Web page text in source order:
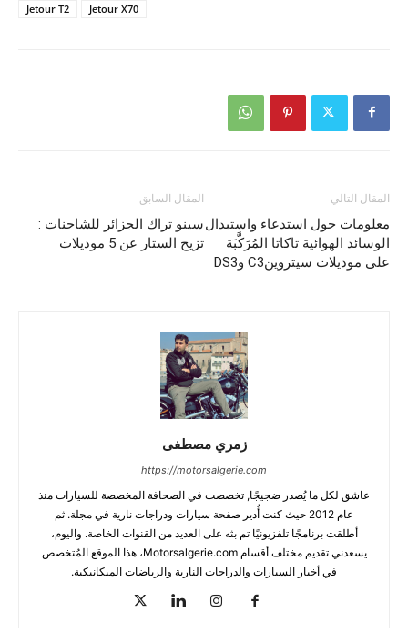
Jetour T2
Jetour X70
المقال السابق
سينو تراك الجزائر للشاحنات :
تزيح الستار عن 5 موديلات
المقال التالي
معلومات حول استدعاء واستبدال
الوسائد الهوائية تاكاتا المُرَكَّبَة
على موديلات سيتروينC3 وDS3
زمري مصطفى
https://motorsalgerie.com
عاشق لكل ما يُصدر ضجيجًا, تخصصت في الصحافة المخصصة للسيارات منذ
عام 2012 حيث كنت أُدير صفحة سيارات ودراجات نارية في مجلة. ثم
أطلقت برنامجًا تلفزيونيًا تم بثه على العديد من القنوات الخاصة. واليوم،
يسعدني تقديم مختلف أقسام Motorsalgerie.com، هذا الموقع المُتخصص
في أخبار السيارات والدراجات النارية والرياضات الميكانيكية.